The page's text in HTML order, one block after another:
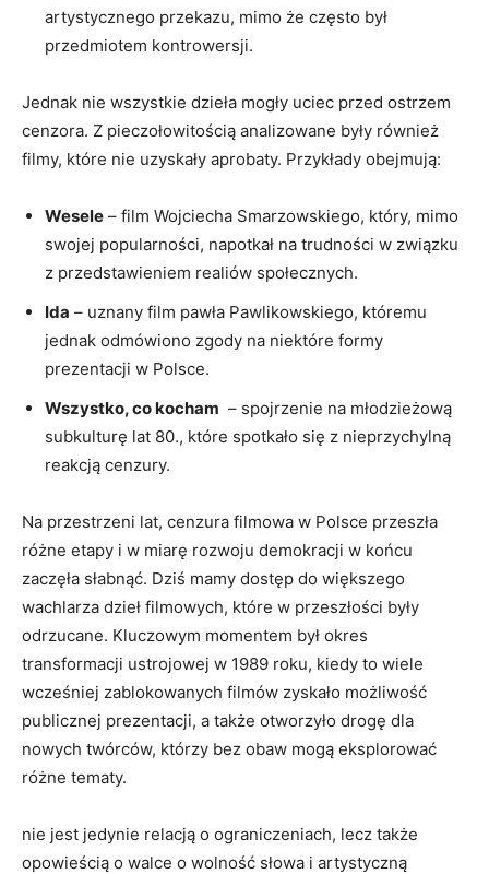
artystycznego przekazu, mimo że często był
przedmiotem kontrowersji.
Jednak nie wszystkie dzieła mogły uciec ​przed ostrzem
cenzora. Z pieczołowitością analizowane były również
filmy, które nie uzyskały aprobaty. Przykłady obejmują:
Wesele – film Wojciecha Smarzowskiego, który,‍ mimo‍
swojej ⁣popularności, napotkał na trudności w związku
‌z przedstawieniem realiów społecznych.
Ida – uznany film‍ pawła Pawlikowskiego, któremu
jednak odmówiono zgody na⁢ niektóre formy
prezentacji w Polsce.
Wszystko, co‍ kocham ‌ – spojrzenie ⁣na młodzieżową
subkulturę lat 80., które spotkało się z nieprzychylną
reakcją cenzury.
Na przestrzeni lat, cenzura filmowa w Polsce przeszła ​
różne ‍etapy i w miarę rozwoju ‍demokracji w końcu
zaczęła słabnąć. Dziś ⁢mamy dostęp do większego⁤
wachlarza dzieł filmowych, które w przeszłości były
odrzucane. Kluczowym momentem był okres
transformacji ustrojowej w 1989 roku, kiedy to wiele
⁤wcześniej zablokowanych​ filmów⁤ zyskało możliwość
publicznej prezentacji, a także otworzyło drogę dla
nowych twórców, którzy bez obaw mogą eksplorować
różne tematy.
nie jest jedynie relacją o ograniczeniach, lecz także
opowieścią o walce o wolność słowa i artystyczną